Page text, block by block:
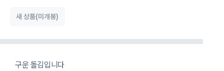
새 상품(미개봉)
구운 돌김입니다